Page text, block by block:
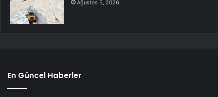
Ağustos 5, 2026
En Güncel Haberler